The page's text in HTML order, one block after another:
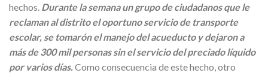
hechos. Durante la semana un grupo de ciudadanos que le
reclaman al distrito el oportuno servicio de transporte
escolar, se tomarón el manejo del acueducto y dejaron a
más de 300 mil personas sin el servicio del preciado líquido
por varios días.Como consecuencia de este hecho, otro